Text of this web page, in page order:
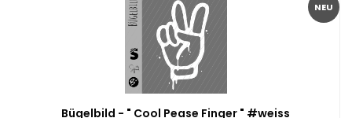
NEU
Bügelbild - " Cool Pease Finger " #weiss